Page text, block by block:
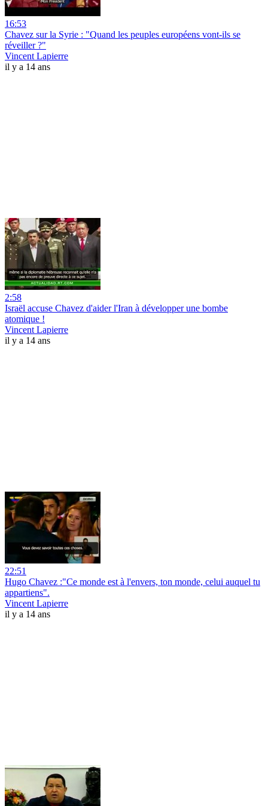
16:53
Chavez sur la Syrie : "Quand les peuples européens vont-ils se
réveiller ?"
Vincent Lapierre
il y a 14 ans
2:58
Israël accuse Chavez d'aider l'Iran à développer une bombe
atomique !
Vincent Lapierre
il y a 14 ans
22:51
Hugo Chavez :"Ce monde est à l'envers, ton monde, celui auquel tu
appartiens".
Vincent Lapierre
il y a 14 ans